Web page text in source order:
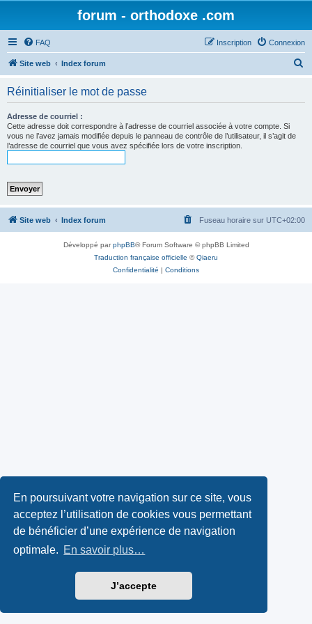
En poursuivant votre navigation sur ce site, vous
acceptez l’utilisation de cookies vous permettant
de bénéficier d’une expérience de navigation
optimale. En savoir plus…
J’accepte
forum - orthodoxe .com
FAQ Connexion
Inscription
Site web Index forum
Réinitialiser le mot de passe
Adresse de courriel :
Cette adresse doit correspondre à l’adresse de courriel associée à votre compte. Si
vous ne l’avez jamais modifiée depuis le panneau de contrôle de l’utilisateur, il s’agit de
l’adresse de courriel que vous avez spécifiée lors de votre inscription.
Site web Index forum Fuseau horaire sur UTC+02:00
Développé parphpBB® Forum Software © phpBB Limited
Traduction française officielle ©Qiaeru
Confidentialité | Conditions